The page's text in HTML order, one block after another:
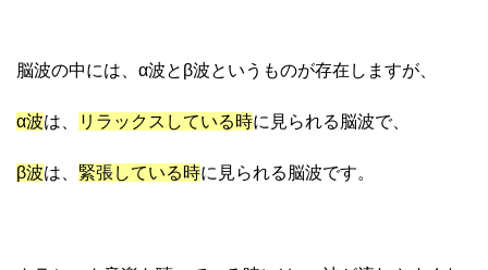
脳波の中には、α波とβ波というものが存在しますが、
α波は、 リラックスしている時に見られる脳波で、
β波は、 緊張している時に見られる脳波です。